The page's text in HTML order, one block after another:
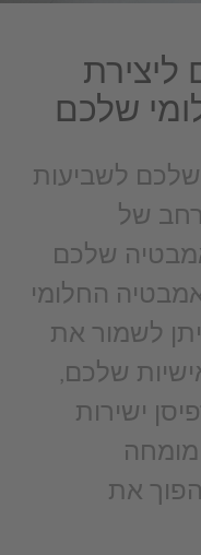
שלכם
לשביעות
רחב של
שלכם
החלומי
לשמור את
שלכם,
ישירות
את